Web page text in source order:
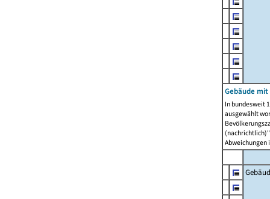
Gebäude mit
In bundesweit
ausgewählt
Abweichungen